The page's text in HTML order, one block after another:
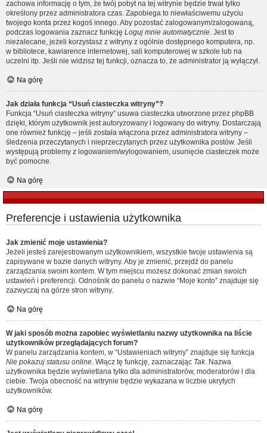
zachowa informację o tym, że twój pobyt na tej witrynie będzie trwał tylko
określony przez administratora czas. Zapobiega to niewłaściwemu użyciu
twojego konta przez kogoś innego. Aby pozostać zalogowanym/zalogowaną,
podczas logowania zaznacz funkcję Loguj mnie automatycznie. Jest to
niezalecane, jeżeli korzystasz z witryny z ogólnie dostępnego komputera, np.
w bibliotece, kawiarence internetowej, sali komputerowej w szkole lub na
uczelni itp. Jeśli nie widzisz tej funkcji, oznacza to, że administrator ją wyłączył.
Na górę
Jak działa funkcja “Usuń ciasteczka witryny”?
Funkcja “Usuń ciasteczka witryny” usuwa ciasteczka utworzone przez phpBB
dzięki, którym użytkownik jest autoryzowany i logowany do witryny. Dostarczają
one również funkcję – jeśli została włączona przez administratora witryny –
śledzenia przeczytanych i nieprzeczytanych przez użytkownika postów. Jeśli
występują problemy z logowaniem/wylogowaniem, usunięcie ciasteczek może
być pomocne.
Na górę
Preferencje i ustawienia użytkownika
Jak zmienić moje ustawienia?
Jeżeli jesteś zarejestrowanym użytkownikiem, wszystkie twoje ustawienia są
zapisywane w bazie danych witryny. Aby je zmienić, przejdź do panelu
zarządzania swoim kontem. W tym miejscu możesz dokonać zmian swoich
ustawień i preferencji. Odnośnik do panelu o nazwie “Moje konto” znajduje się
zazwyczaj na górze stron witryny.
Na górę
W jaki sposób można zapobiec wyświetlaniu nazwy użytkownika na liście
użytkowników przeglądających forum?
W panelu zarządzania kontem, w “Ustawieniach witryny” znajduje się funkcja
Nie pokazuj statusu online. Włącz tę funkcję, zaznaczając Tak. Nazwa
użytkownika będzie wyświetlana tylko dla administratorów, moderatorów i dla
ciebie. Twoja obecność na witrynie będzie wykazana w liczbie ukrytych
użytkowników.
Na górę